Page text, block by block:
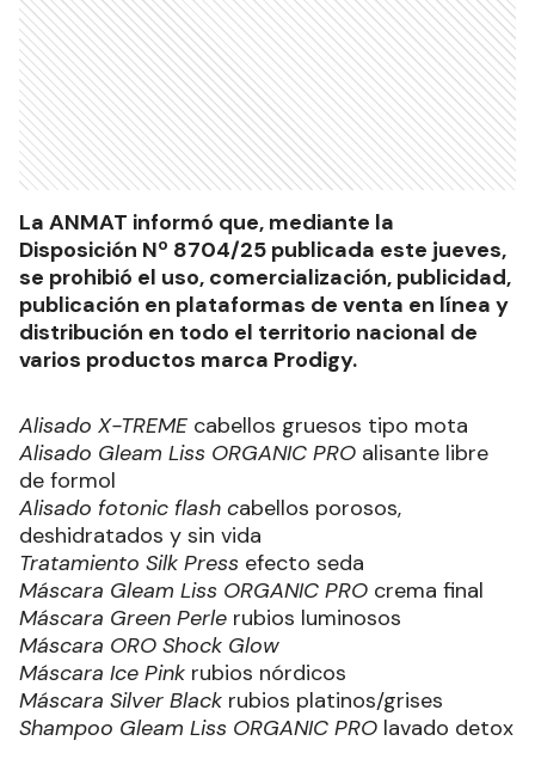
La ANMAT informó que, mediante la
Disposición Nº 8704/25 publicada este jueves,
se prohibió el uso, comercialización, publicidad,
publicación en plataformas de venta en línea y
distribución en todo el territorio nacional de
varios productos marca Prodigy.
Alisado X-TREME cabellos gruesos tipo mota
Alisado Gleam Liss ORGANIC PRO alisante libre
de formol
Alisado fotonic flash cabellos porosos,
deshidratados y sin vida
Tratamiento Silk Press efecto seda
Máscara Gleam Liss ORGANIC PRO crema final
Máscara Green Perle rubios luminosos
Máscara ORO Shock Glow
Máscara Ice Pink rubios nórdicos
Máscara Silver Black rubios platinos/grises
Shampoo Gleam Liss ORGANIC PRO lavado detox